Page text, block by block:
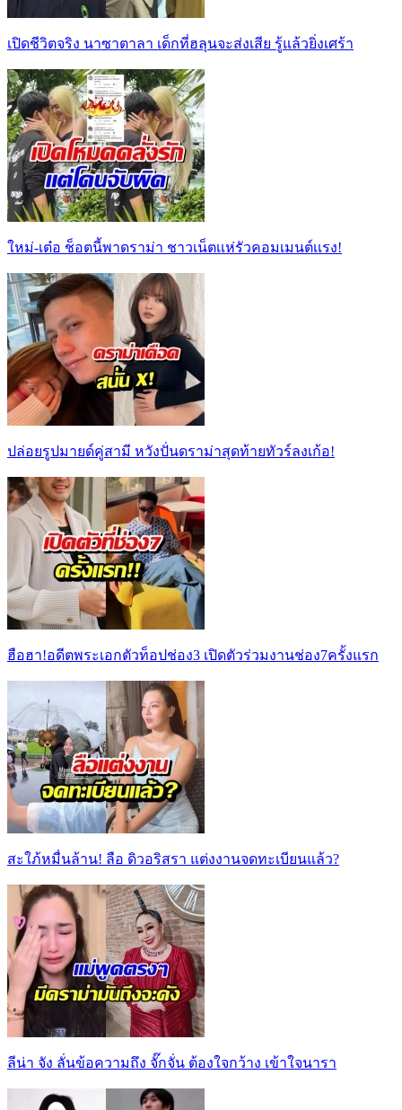
เปิดชีวิตจริง นาซาตาลา เด็กที่ฮลุนจะส่งเสีย รู้แล้วยิ่งเศร้า
ใหม่-เต๋อ ช็อตนี้พาดราม่า ชาวเน็ตเเห่รัวคอมเมนต์เเรง!
ปล่อยรูปมายด์คู่สามี หวังปั่นดราม่าสุดท้ายทัวร์ลงเก้อ!
ฮือฮา!อดีตพระเอกตัวท็อปช่อง3 เปิดตัวร่วมงานช่อง7ครั้งแรก
สะใภ้หมื่นล้าน! ลือ ดิวอริสรา แต่งงานจดทะเบียนแล้ว?
ลีน่า จัง ลั่นข้อความถึง จั๊กจั่น ต้องใจกว้าง เข้าใจนารา